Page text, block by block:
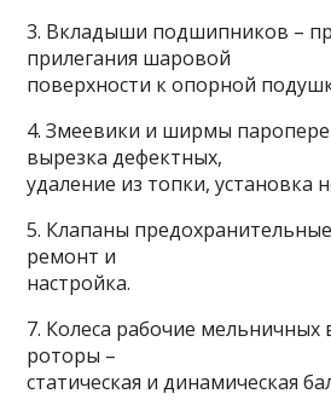
3. Вкладыши подшипников –
прилегания шаровой
поверхности к опорной
4. Змеевики и ширмы
вырезка дефектных,
удаление из топки, установка
5. Клапаны
ремонт и
настройка.
7. Колеса рабочие мельничных
роторы –
статическая и динамическая